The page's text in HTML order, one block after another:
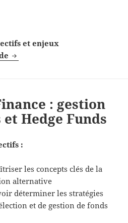
et enjeux
Formation réforme de Bâle II
: gestion
Hedge Funds
:
les concepts clés de la
alternative
déterminer les stratégies
et de gestion de fonds